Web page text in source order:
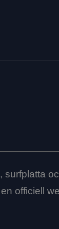
surfplatta
officiell